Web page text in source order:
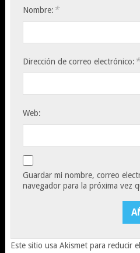
Nombre: *
Dirección de correo electrónico: *
Web:
Guardar mi nombre, correo
navegador para la próxima vez
Este sitio usa Akismet para reducir